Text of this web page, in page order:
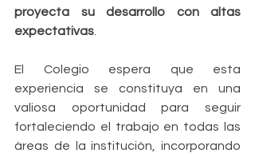
proyecta su desarrollo con altas
expectativas
El Colegio espera que esta
experiencia se constituya en una
valiosa oportunidad para seguir
fortaleciendo el trabajo en todas las
áreas de la institución, incorporando